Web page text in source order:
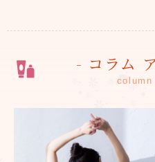
- コラム